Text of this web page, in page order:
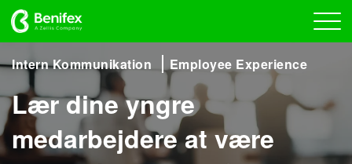
Intern Kommunikation Employee Experience
Lær dine yngre
medarbejdere at være